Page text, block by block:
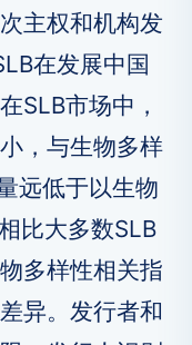
主权和机构发
在发展中国
SLB市场中，
，与生物多样
远低于以生物
比大多数SLB
多样性相关指
异。发行者和